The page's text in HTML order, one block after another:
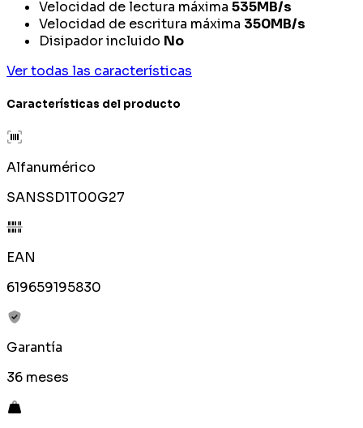
Velocidad de lectura máxima 535MB/s
Velocidad de escritura máxima 350MB/s
Disipador incluido No
Ver todas las características
Características del producto
Alfanumérico
SANSSD1T00G27
EAN
619659195830
Garantía
36 meses